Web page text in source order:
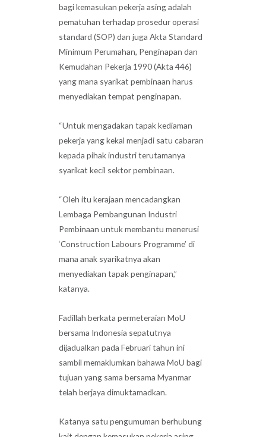
bagi kemasukan pekerja asing adalah
pematuhan terhadap prosedur operasi
standard (SOP) dan juga Akta Standard
Minimum Perumahan, Penginapan dan
Kemudahan Pekerja 1990 (Akta 446)
yang mana syarikat pembinaan harus
menyediakan tempat penginapan.
“Untuk mengadakan tapak kediaman
pekerja yang kekal menjadi satu cabaran
kepada pihak industri terutamanya
syarikat kecil sektor pembinaan.
“Oleh itu kerajaan mencadangkan
Lembaga Pembangunan Industri
Pembinaan untuk membantu menerusi
‘Construction Labours Programme’ di
mana anak syarikatnya akan
menyediakan tapak penginapan,”
katanya.
Fadillah berkata permeteraian MoU
bersama Indonesia sepatutnya
dijadualkan pada Februari tahun ini
sambil memaklumkan bahawa MoU bagi
tujuan yang sama bersama Myanmar
telah berjaya dimuktamadkan.
Katanya satu pengumuman berhubung